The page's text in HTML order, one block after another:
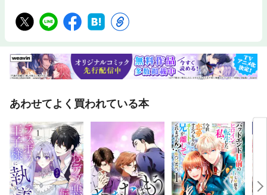
あわせてよく買われている本